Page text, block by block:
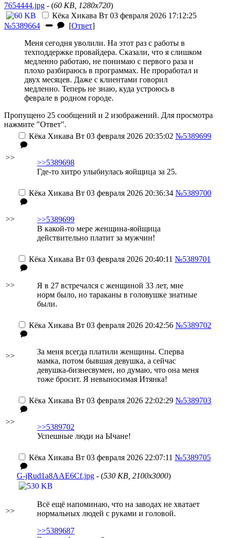
7654444.jpg - (60 KB, 1280x720)
Кёка Хикава Вт 03 февраля 2026 17:12:25
№5389664
[Ответ]
Меня сегодня уволили. На этот раз с работы в
техподдержке провайдера. Сказали, что я слишком
медленно работаю, не понимаю с первого раза и
плохо разбираюсь в программах. Не проработал и
двух месяцев. Даже с клиентами говорил
медленно. Теперь не знаю, куда устроюсь в
феврале в родном городе.
Пропущено 25 сообщений и 2 изображений. Для просмотра
нажмите "Ответ".
>>
Кёка Хикава Вт 03 февраля 2026 20:35:02 №5389699
>>5389698
Где-то хитро улыбнулась яойщица за 25.
>>
Кёка Хикава Вт 03 февраля 2026 20:36:34 №5389700
>>5389699
В какой-то мере женщина-яойщица
действительно платит за мужчин!
>>
Кёка Хикава Вт 03 февраля 2026 20:40:11 №5389701
Я в 27 встречался с женщиной 33 лет, мне
норм было, но тараканы в головушке знатные
были.
>>
Кёка Хикава Вт 03 февраля 2026 20:42:56 №5389702
За меня всегда платили женщины. Сперва
мамка, потом бывшая девушка, а сейчас
девушка-бизнесвумен, но думаю, что она меня
тоже бросит. Я невыносимая Итянка!
>>
Кёка Хикава Вт 03 февраля 2026 22:02:29 №5389703
>>5389702
Успешные люди на Ычане!
>>
Кёка Хикава Вт 03 февраля 2026 22:07:11 №5389705
G-jRud1a8AAE6Cf.jpg - (530 KB, 2100x3000)
Всё ещё напоминаю, что на заводах не хватает
нормальных людей с руками и головой.
>>5389687